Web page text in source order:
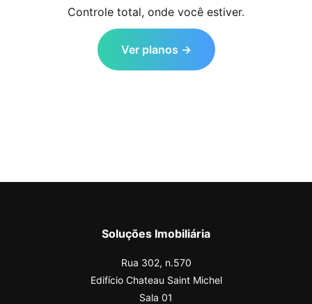
Controle total, onde você estiver.
Ver planos →
Soluções Imobiliária
Rua 302, n.570
Edifício Chateau Saint Michel
Sala 01